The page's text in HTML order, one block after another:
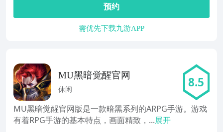
预约
需优先下载九游APP
MU黑暗觉醒官网
休闲 8.5
MU黑暗觉醒官网版是一款暗黑系列的ARPG手游。游戏
有着RPG手游的基本特点，画面精致，...展开